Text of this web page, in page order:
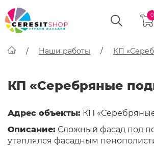
0
Наши работы КП
КП «Серебряные
Адрес объекты: КП
Описание: Сложный фасад под
утеплялся фасадным